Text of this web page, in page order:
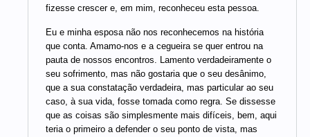
fizesse crescer e, em mim, reconheceu esta pessoa.
Eu e minha esposa não nos reconhecemos na história
que conta. Amamo-nos e a cegueira se quer entrou na
pauta de nossos encontros. Lamento verdadeiramente o
seu sofrimento, mas não gostaria que o seu desânimo,
que a sua constatação verdadeira, mas particular ao seu
caso, à sua vida, fosse tomada como regra. Se dissesse
que as coisas são simplesmente mais difíceis, bem, aqui
teria o primeiro a defender o seu ponto de vista, mas